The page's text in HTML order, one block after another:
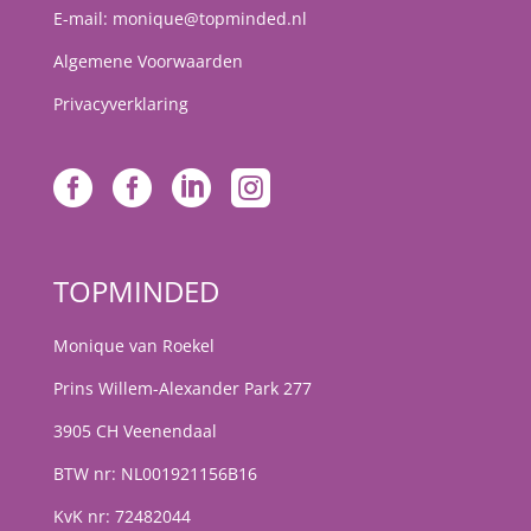
E-mail: monique@topminded.nl
Algemene Voorwaarden
Privacyverklaring
   
TOPMINDED
Monique van Roekel
Prins Willem-Alexander Park 277
3905 CH Veenendaal
BTW nr: NL001921156B16
KvK nr: 72482044